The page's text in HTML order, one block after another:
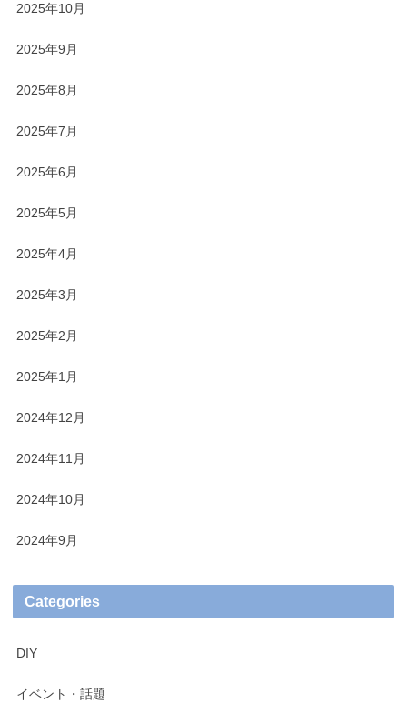
2025年10月
2025年9月
2025年8月
2025年7月
2025年6月
2025年5月
2025年4月
2025年3月
2025年2月
2025年1月
2024年12月
2024年11月
2024年10月
2024年9月
Categories
DIY
イベント・話題